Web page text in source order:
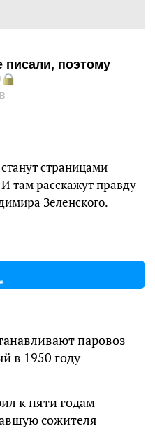
писали, поэтому
страницами
там расскажут правду
Зеленского.
паровоз
в 1950 году
к пяти годам
сожителя